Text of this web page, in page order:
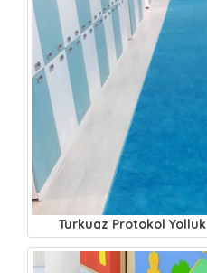
Turkuaz Protokol Yolluk